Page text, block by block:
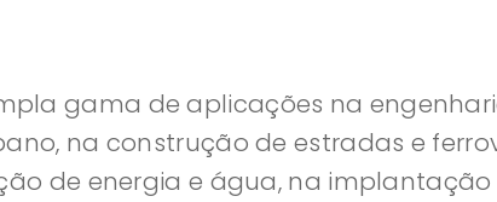
gama de aplicações na
na construção de estradas e
de energia e água, na implantação